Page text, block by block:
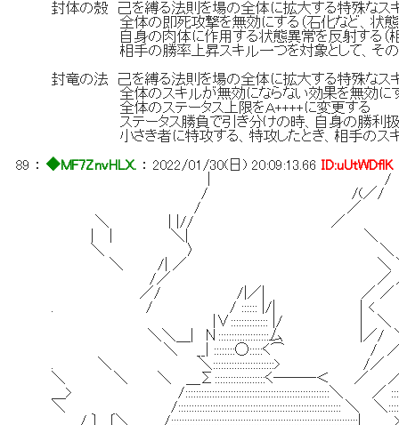
封体の殻 己を縛る法則を場の全体に拡大する特殊なス
全体の即死攻撃を無効にする（石化など、状態異
自身の肉体に作用する状態異常を反射する（相手
相手の勝率上昇スキル一つを対象として、そのス
封竜の法 己を縛る法則を場の全体に拡大する特殊なス
全体のスキルが無効にならない効果を無効に
全体のステータス上限をＡ++++に変更する
ステータス勝負で引き分けの時、自身の勝利扱
小さき者に特攻する、特攻したとき、相手のスキ
89 ：◆MF7ZnvHLX. ：2022/01/30(日) 20:09:13.66 ID:uUtWDflK
| /
/ /(／/
/ ／
＼ | |// ／
｜ | ＼| ＼
＼ 〉 ＼
＼ /| ／ ＼
/／ ／ ／
／/ /|／| ／ ／
. / / :::::: |/|
|∨:::::::::::::: |/ |
＼＼＿| Ν:::::::::::::::::::厶 |
＼ __| ::::::::◯:::::く⌒ /
. ＼ ＼:::::::::::::::::::::::> /／
＼ ＼ ＼ ＿Σ:::::::::::::::::::く―――＜ ／
＿> /::::::::::::::::::::::::::::::::::::::::::::::::::::::＼ ／
＼ /::::::::::::::::::::::::::::::::::::::::::::::::::::::::::::: ＼
/ 〕 〔＼ /